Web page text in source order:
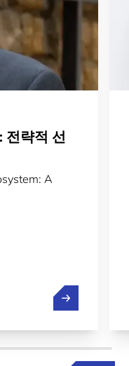
전략적 선
A
혁신 생태계에